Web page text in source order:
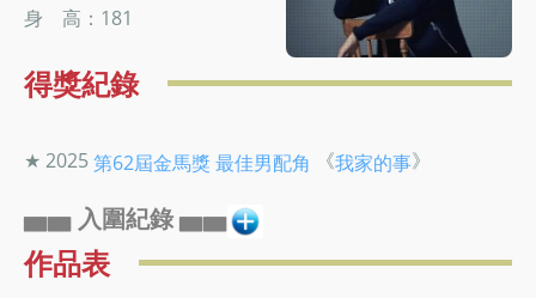
身 高：181
得獎紀錄
★ 2025第62屆金馬獎最佳男配角 《我家的事》
▅▅ 入圍紀錄 ▅▅
作品表